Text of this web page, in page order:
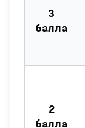
3
балла
2
балла